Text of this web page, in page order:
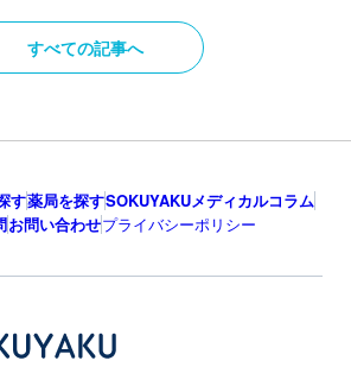
すべての記事へ
す薬局を探すSOKUYAKUメディカルコラム
お問い合わせプライバシーポリシー